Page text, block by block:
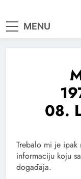
MENU
08.
Trebalo mi je ipak
informaciju koju
događaja.